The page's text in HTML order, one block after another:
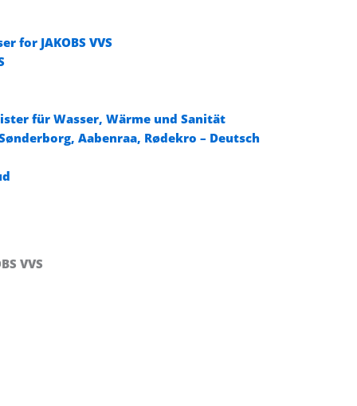
for JAKOBS VVS
für Wasser, Wärme und Sanität
Aabenraa, Rødekro – Deutsch
VVS